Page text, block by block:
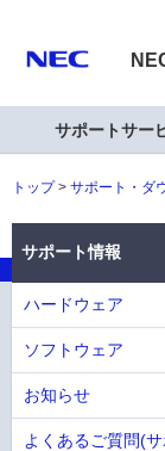
サポートサー
トップ サポート・ダ
サポート情報
ハードウェア
ソフトウェア
お知らせ
よくあるご質問(サ